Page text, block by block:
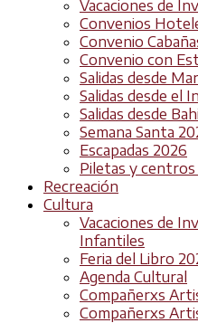
Vacaciones de
Convenios
Convenio
Convenio con
Salidas desde
Salidas desde el
Salidas desde
Semana Santa
Escapadas 2026
Piletas y
Recreación
Cultura
Vacaciones de
Infantiles
Feria del Libro
Agenda Cultural
Compañerxs
Compañerxs